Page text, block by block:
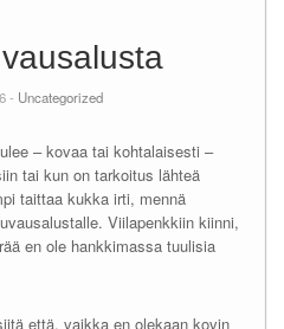
- Uncategorized
– kovaa tai kohtalaisesti –
tai kun on tarkoitus lähteä
taittaa kukka irti, mennä
Viilapenkkiin kiinni,
en ole hankkimassa tuulisia
että, vaikka en olekaan kovin